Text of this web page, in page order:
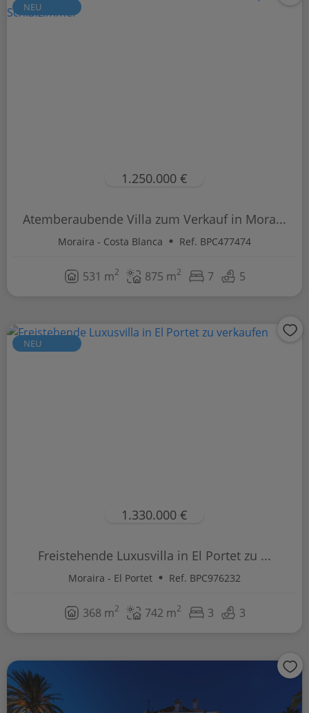
NEU
1.250.000 €
Atemberaubende Villa zum Verkauf in Mora...
Moraira - Costa Blanca Ref. BPC477474
531 m2 875 m2 7 5
NEU
1.330.000 €
Freistehende Luxusvilla in El Portet zu ...
Moraira - El Portet Ref. BPC976232
368 m2 742 m2 3 3